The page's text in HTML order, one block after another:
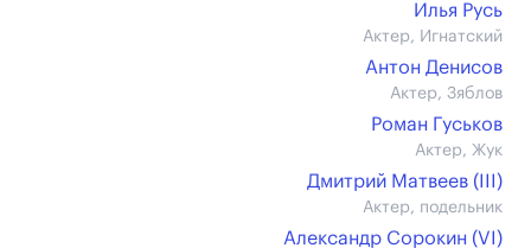
Илья Русь
Актер, Игнатский
Антон Денисов
Актер, Зяблов
Роман Гуськов
Актер, Жук
Дмитрий Матвеев (III)
Актер, подельник
Александр Сорокин (VI)